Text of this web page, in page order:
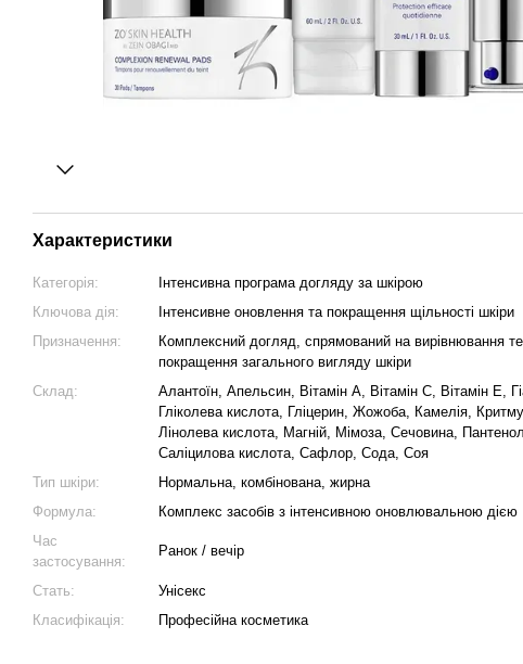
Характеристики
Категорія:
Інтенсивна програма догляду за шкірою
Ключова дія:
Інтенсивне оновлення та покращення щільності шкіри
Призначення:
Комплексний догляд, спрямований на вирівнювання
покращення загального вигляду шкіри
Склад:
Алантоїн, Апельсин, Вітамін A, Вітамін C, Вітамін E,
Гліколева кислота, Гліцерин, Жожоба, Камелія,
Лінолева кислота, Магній, Мімоза, Сечовина,
Саліцилова кислота, Сафлор, Сода, Соя
Тип шкіри:
Нормальна, комбінована, жирна
Формула:
Комплекс засобів з інтенсивною оновлювальною дією
Час
застосування:
Ранок / вечір
Стать:
Унісекс
Класифікація:
Професійна косметика